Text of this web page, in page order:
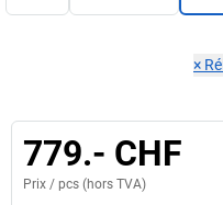
×
779.- CHF
Prix / pcs (hors TVA)